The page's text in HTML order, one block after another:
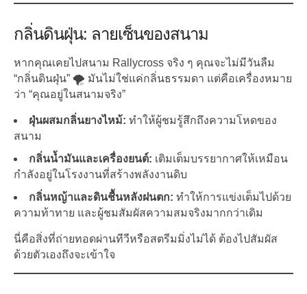
กลิ่นดินฝุ่น: ลายเซ็นของสนาม
หากคุณเคยไปสนาม Rallycross จริง ๆ คุณจะไม่มีวันลืม
“กลิ่นดินฝุ่น” 🌪️ มันไม่ใช่แค่กลิ่นธรรมดา แต่คือเครื่องหมาย
ว่า “คุณอยู่ในสนามจริง”
ฝุ่นผสมกลิ่นยางไหม้: ทำให้ผู้ชมรู้สึกถึงความโหดของ
สนาม
กลิ่นน้ำมันและเครื่องยนต์: เติมเต็มบรรยากาศให้เหมือน
กำลังอยู่ในโรงงานที่สร้างพลังงานดิบ
กลิ่นหญ้าและดินชื้นหลังฝนตก: ทำให้การแข่งเต็มไปด้วย
ความท้าทาย และผู้ชมสัมผัสความสมจริงมากกว่าเดิม
นี่คือสิ่งที่ถ่ายทอดผ่านทีวีหรือสตรีมมิ่งไม่ได้ ต้องไปสัมผัส
ด้วยตัวเองถึงจะเข้าใจ